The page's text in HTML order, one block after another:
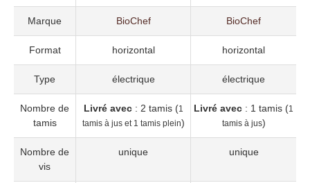
Marque BioChef BioChef
Format horizontal horizontal
Type électrique électrique
Nombre de
tamis
Livré avec: 2 tamis (1
tamis à jus et 1 tamis plein)
Livré avec : 1 tamis (1
tamis à jus)
Nombre de
vis
unique unique